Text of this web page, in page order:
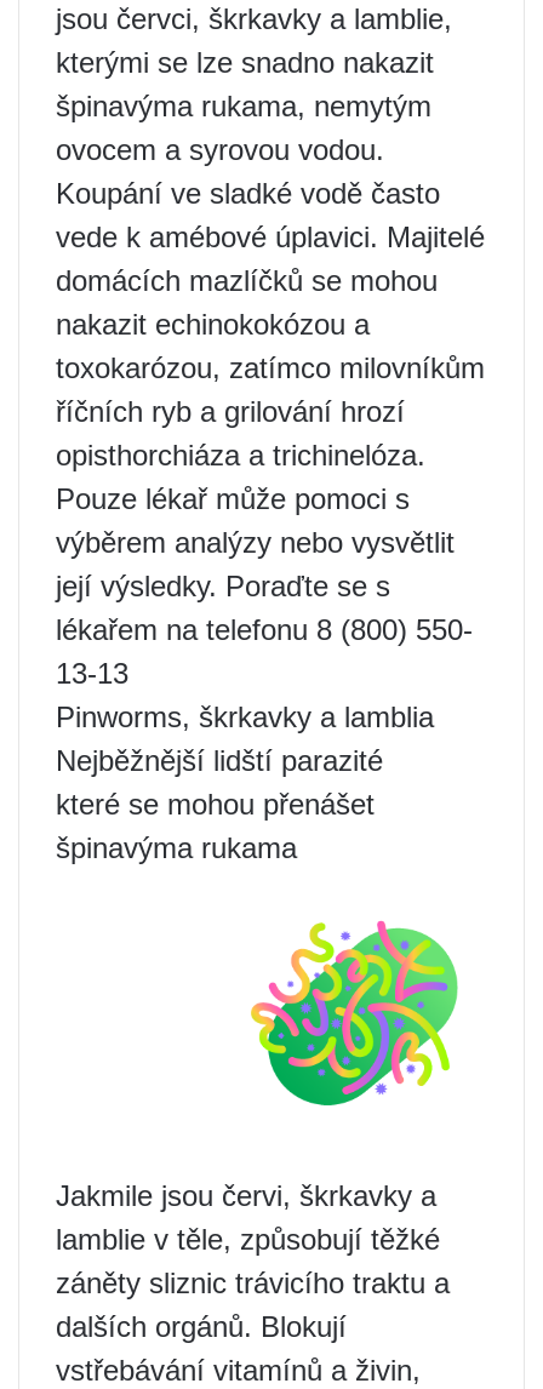
jsou červci, škrkavky a lamblie,
kterými se lze snadno nakazit
špinavýma rukama, nemytým
ovocem a syrovou vodou.
Koupání ve sladké vodě často
vede k amébové úplavici. Majitelé
domácích mazlíčků se mohou
nakazit echinokokózou a
toxokarózou, zatímco milovníkům
říčních ryb a grilování hrozí
opisthorchiáza a trichinelóza.
Pouze lékař může pomoci s
výběrem analýzy nebo vysvětlit
její výsledky. Poraďte se s
lékařem na telefonu 8 (800) 550-
13-13
Pinworms, škrkavky a lamblia
Nejběžnější lidští parazité
které se mohou přenášet
špinavýma rukama
Jakmile jsou červi, škrkavky a
lamblie v těle, způsobují těžké
záněty sliznic trávicího traktu a
dalších orgánů. Blokují
vstřebávání vitamínů a živin,